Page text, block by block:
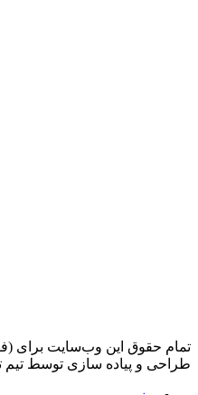
تمام حقوق اين وب‌سايت برای
طراحی و پیاده سازی توسط تیم